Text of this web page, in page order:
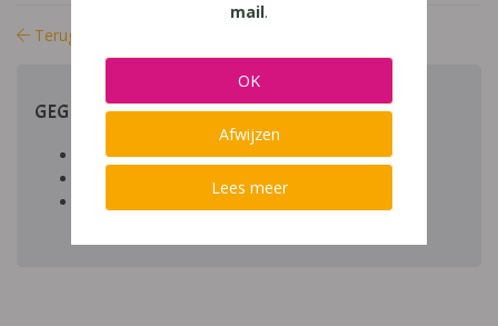
Terug naar bibliotheek
GEGEVENS
Auteur artikel:
Datum toegevoegd: 21/05/2014
Download:
mail.
OK
Afwijzen
Lees meer